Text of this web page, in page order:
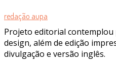
redação aupa
Projeto editorial contemplou
design, além de edição
divulgação e versão inglês.